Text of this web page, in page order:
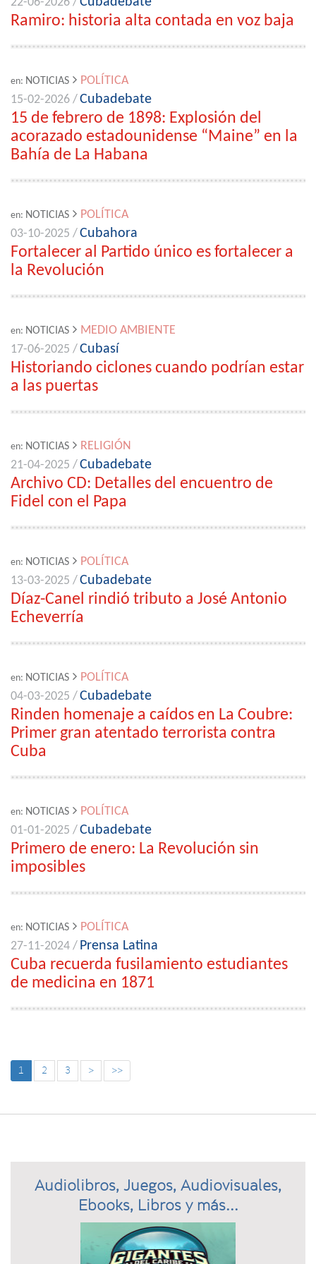
Ramiro: historia alta contada en voz baja
en: NOTICIAS
POLÍTICA
15-02-2026 /Cubadebate
15 de febrero de 1898: Explosión del
acorazado estadounidense “Maine” en la
Bahía de La Habana
en: NOTICIAS
POLÍTICA
03-10-2025 /Cubahora
Fortalecer al Partido único es fortalecer a
la Revolución
en: NOTICIAS
MEDIO AMBIENTE
17-06-2025 /Cubasí
Historiando ciclones cuando podrían estar
a las puertas
en: NOTICIAS
RELIGIÓN
21-04-2025 /Cubadebate
Archivo CD: Detalles del encuentro de
Fidel con el Papa
en: NOTICIAS
POLÍTICA
13-03-2025 /Cubadebate
Díaz-Canel rindió tributo a José Antonio
Echeverría
en: NOTICIAS
POLÍTICA
04-03-2025 /Cubadebate
Rinden homenaje a caídos en La Coubre:
Primer gran atentado terrorista contra
Cuba
en: NOTICIAS
POLÍTICA
01-01-2025 /Cubadebate
Primero de enero: La Revolución sin
imposibles
en: NOTICIAS
POLÍTICA
27-11-2024 / Prensa Latina
Cuba recuerda fusilamiento estudiantes
de medicina en 1871
1 2 3 > >>
Audiolibros, Juegos, Audiovisuales,
Ebooks, Libros y más...